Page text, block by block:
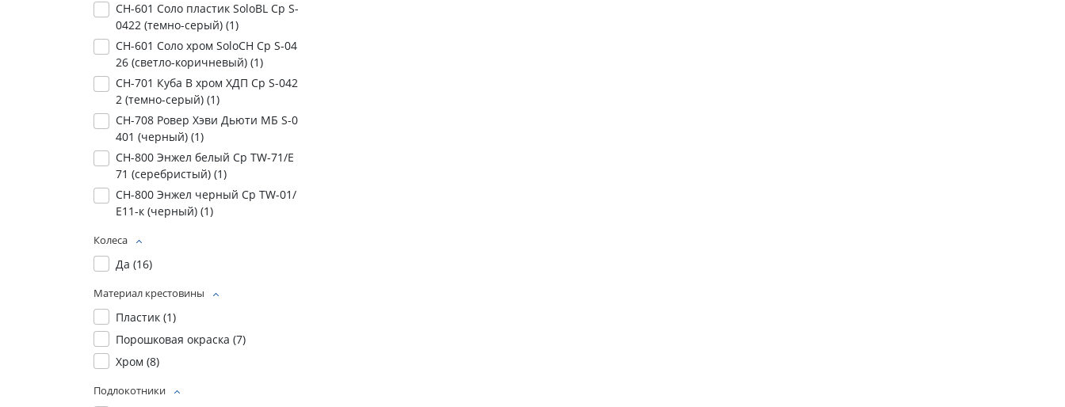
СН-601 Соло пластик SoloBL Ср S-
0422 (темно-серый) (1)
СН-601 Соло хром SoloCH Ср S-04
26 (светло-коричневый) (1)
СН-701 Куба В хром ХДП Ср S-042
2 (темно-серый) (1)
СН-708 Ровер Хэви Дьюти МБ S-0
401 (черный) (1)
СН-800 Энжел белый Ср TW-71/Е
71 (серебристый) (1)
СН-800 Энжел черный Ср TW-01/
Е11-к (черный) (1)
Колеса
Да (16)
Материал крестовины
Пластик (1)
Порошковая окраска (7)
Хром (8)
Подлокотники